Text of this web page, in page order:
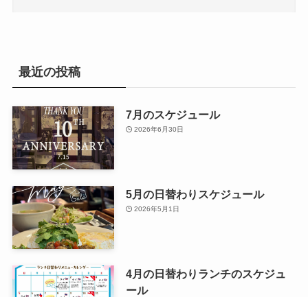
最近の投稿
7月のスケジュール
2026年6月30日
5月の日替わりスケジュール
2026年5月1日
4月の日替わりランチのスケジュ
ール